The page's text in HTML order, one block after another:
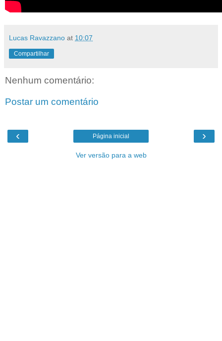
Lucas Ravazzano at 10:07
Compartilhar
Nenhum comentário:
Postar um comentário
‹ ›
Página inicial
Ver versão para a web